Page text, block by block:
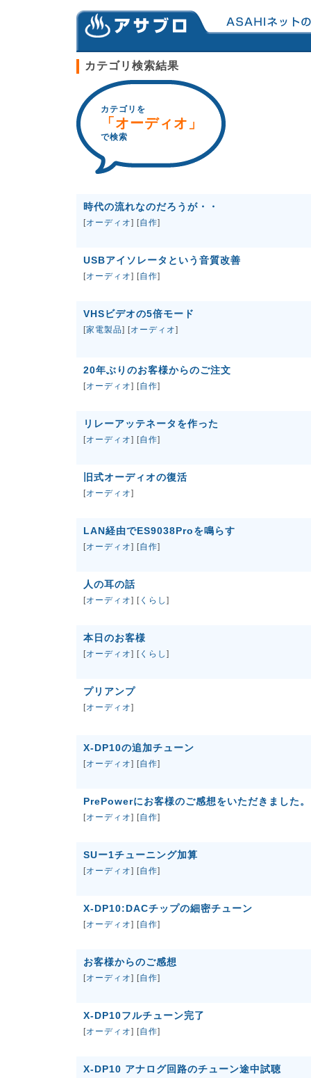
カテゴリ検索結果
カテゴリを
「オーディオ」
で検索
時代の流れなのだろうが・・
[オーディオ] [自作]
USBアイソレータという音質改善
[オーディオ] [自作]
VHSビデオの5倍モード
[家電製品] [オーディオ]
20年ぶりのお客様からのご注文
[オーディオ] [自作]
リレーアッテネータを作った
[オーディオ] [自作]
旧式オーディオの復活
[オーディオ]
LAN経由でES9038Proを鳴らす
[オーディオ] [自作]
人の耳の話
[オーディオ] [ くらし ]
本日のお客様
[オーディオ] [ くらし ]
プリアンプ
[オーディオ]
X-DP10の追加チューン
[オーディオ] [自作]
PrePowerにお客様のご感想をいただきました。
[オーディオ] [自作]
SUー1チューニング加算
[オーディオ] [自作]
X-DP10:DACチップの細密チューン
[オーディオ] [自作]
お客様からのご感想
[オーディオ] [自作]
X-DP10フルチューン完了
[オーディオ] [自作]
X-DP10 アナログ回路のチューン途中試聴